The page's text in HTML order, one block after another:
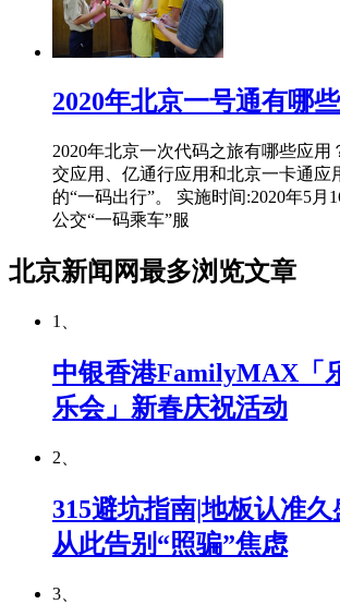
2020年北京一号通有哪
2020年北京一次代码之旅有哪些应用
交应用、亿通行应用和北京一卡通应
的“一码出行”。 实施时间:2020年5月
公交“一码乘车”服
北京新闻网最多浏览文章
1、
中银香港FamilyMAX「
乐会」新春庆祝活动
2、
315避坑指南|地板认准久
从此告别“照骗”焦虑
3、